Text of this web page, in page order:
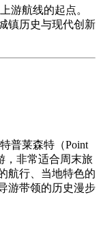
游航线的起点。
镇历史与现代创新
普莱森特（Point
，非常适合周末旅
航行、当地特色的
游带领的历史漫步